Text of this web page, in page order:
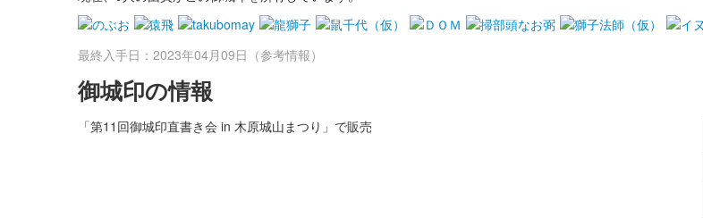
最終入手日：2023年04月09日（参考情報）
御城印の情報
「第11回御城印直書き会 in 木原城山まつり」で販売